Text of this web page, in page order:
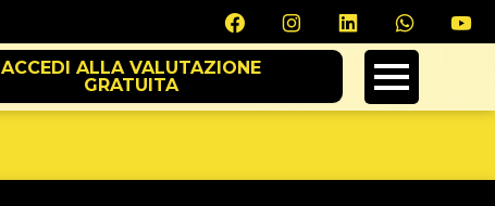
ACCEDI ALLA VALUTAZIONE
GRATUITA